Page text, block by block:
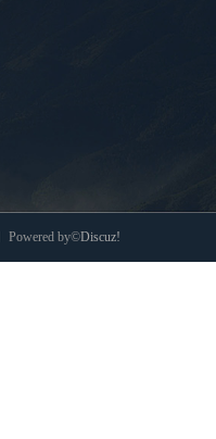
Powered by©Discuz!